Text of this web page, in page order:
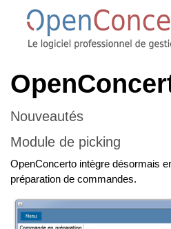
Nouveautés
Module de picking
OpenConcerto intègre désormais
préparation de commandes.